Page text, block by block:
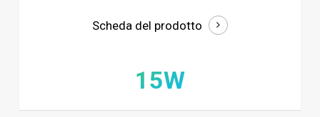
Scheda del prodotto
15W